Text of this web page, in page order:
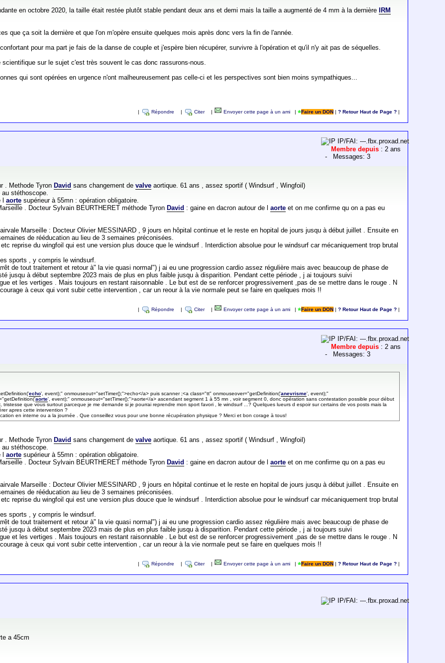
en octobre 2020, la taille était restée plutôt stable pendant deux ans et demi mais la taille a augmenté de 4 mm à la dernière
IRM
que ça soit la dernière et que l'on m'opère ensuite quelques mois après donc vers la fin de l'année.
pour ma part je fais de la danse de couple et j'espère bien récupérer, survivre à l'opération et qu'il n'y ait pas de séquelles.
sur le sujet c'est très souvent le cas donc rassurons-nous.
qui sont opérées en urgence n'ont malheureusement pas celle-ci et les perspectives sont bien moins sympathiques...
Répondre Citer Envoyer cette page à un ami| Faire un DON ? Retour Haut de Page ?|
IP/FAI: ---.fbx.proxad.net
Membre depuis : 2 ans
- Messages: 3
. Methode Tyron David sans changement devalve aortique. 61 ans , assez sportif ( Windsurf , Wingfoil)
stéthoscope.
laorte supérieur à 55mn : opération obligatoire.
. Docteur Sylvain BEURTHERET méthode Tyron David : gaine en dacron autour de laorte et on me confirme qu on a pas eu
Marseille : Docteur Olivier MESSINARD , 9 jours en hôpital continue et le reste en hopital de jours jusqu à début juillet . Ensuite en
de rééducation au lieu de 3 semaines préconisées.
reprise du wingfoil qui est une version plus douce que le windsurf . Interdiction absolue pour le windsurf car mécaniquement trop brutal
sports , y compris le windsurf.
de tout traitement et retour à" la vie quasi normal") j ai eu une progression cardio assez régulière mais avec beaucoup de phase de
jusqu à début septembre 2023 mais de plus en plus faible jusqu à disparition. Pendant cette période , j ai toujours suivi
et les vertiges . Mais toujours en restant raisonnable . Le but est de se renforcer progressivement ,pas de se mettre dans le rouge . N
à ceux qui vont subir cette intervention , car un reour à la vie normale peut se faire en quelques mois !!
Répondre Citer Envoyer cette page à un ami| Faire un DON ? Retour Haut de Page ?|
IP/FAI: ---.fbx.proxad.net
Membre depuis : 2 ans
- Messages: 3
echo', event);" onmouseout="setTimer();">echo</a> puis scanner ;<a class="tt" onmouseover="getDefinition('anevrisme', event);"
aorte', event);" onmouseout="setTimer();">aorte</a> ascendant segment 1 à 55 mn , voir segment 0, donc opération sans contestation possible pour début
que vous surtout parceque je me demande si je pourrai reprendre mon sport favori , le windsurf ...? Quelques lueurs d espoir sur certains de vos posts mais la
apres cette intervention ?
en interne ou a la journée . Que conseillez vous pour une bonne récupération physique ? Merci et bon corage à tous!
. Methode Tyron David sans changement devalve aortique. 61 ans , assez sportif ( Windsurf , Wingfoil)
stéthoscope.
laorte supérieur à 55mn : opération obligatoire.
. Docteur Sylvain BEURTHERET méthode Tyron David : gaine en dacron autour de laorte et on me confirme qu on a pas eu
Marseille : Docteur Olivier MESSINARD , 9 jours en hôpital continue et le reste en hopital de jours jusqu à début juillet . Ensuite en
de rééducation au lieu de 3 semaines préconisées.
reprise du wingfoil qui est une version plus douce que le windsurf . Interdiction absolue pour le windsurf car mécaniquement trop brutal
sports , y compris le windsurf.
de tout traitement et retour à" la vie quasi normal") j ai eu une progression cardio assez régulière mais avec beaucoup de phase de
jusqu à début septembre 2023 mais de plus en plus faible jusqu à disparition. Pendant cette période , j ai toujours suivi
et les vertiges . Mais toujours en restant raisonnable . Le but est de se renforcer progressivement ,pas de se mettre dans le rouge . N
à ceux qui vont subir cette intervention , car un reour à la vie normale peut se faire en quelques mois !!
Répondre Citer Envoyer cette page à un ami| Faire un DON ? Retour Haut de Page ?|
IP/FAI: ---.fbx.proxad.net
a 45cm